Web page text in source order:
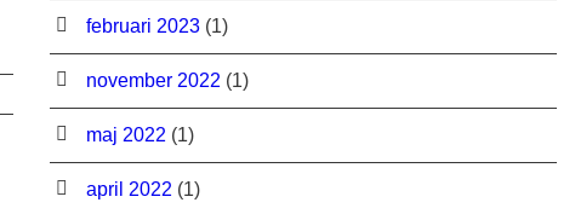
februari 2023 (1)
november 2022 (1)
maj 2022 (1)
april 2022 (1)